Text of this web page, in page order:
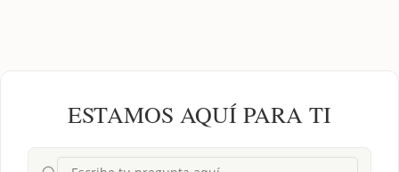
ESTAMOS AQUÍ PARA TI